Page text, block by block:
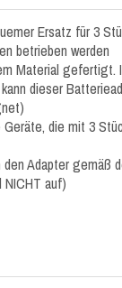
Ersatz für 3
betrieben werden
Material gefertigt.
dieser
die mit 3
Adapter
auf)